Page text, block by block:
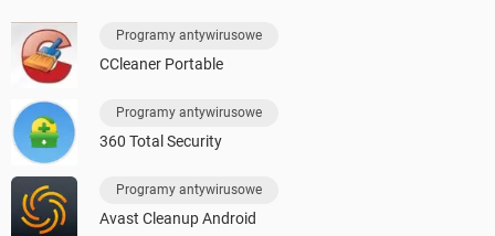
Programy antywirusowe
CCleaner Portable
Programy antywirusowe
360 Total Security
Programy antywirusowe
Avast Cleanup Android